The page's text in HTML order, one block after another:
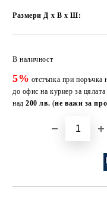
Размери Д х В х Ш:
В наличност
5% отстъпка при поръчка
до офис на куриер за
над 200 лв. (не важи за